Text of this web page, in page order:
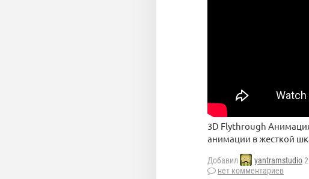
3D Flythrough
анимации в жесткой
Добавил yantramstudio
нет комментариев